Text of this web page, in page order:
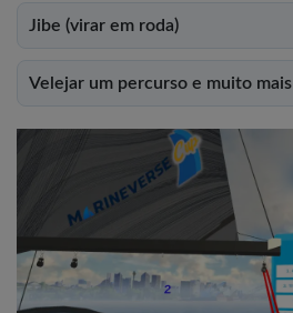
Jibe (virar em roda)
Velejar um percurso e muito mais